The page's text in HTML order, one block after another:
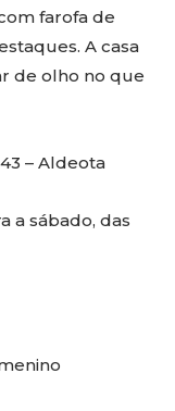
farofa de
A casa
de olho no que
– Aldeota
a sábado, das